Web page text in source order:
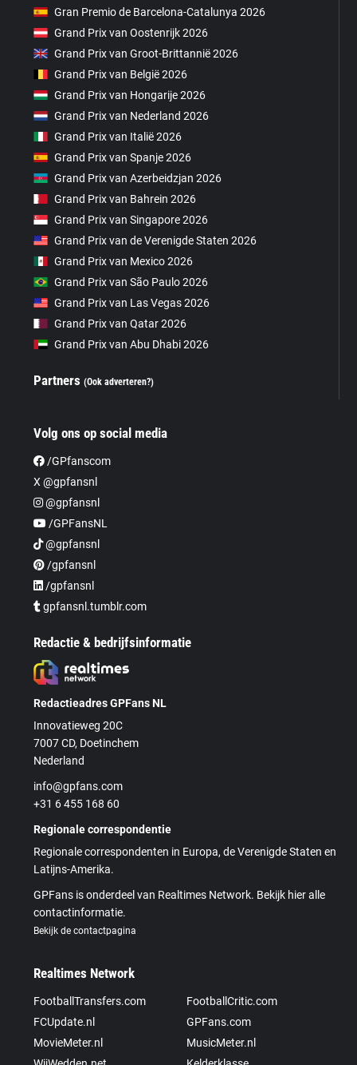
Gran Premio de Barcelona-Catalunya 2026
Grand Prix van Oostenrijk 2026
Grand Prix van Groot-Brittannië 2026
Grand Prix van België 2026
Grand Prix van Hongarije 2026
Grand Prix van Nederland 2026
Grand Prix van Italië 2026
Grand Prix van Spanje 2026
Grand Prix van Azerbeidzjan 2026
Grand Prix van Bahrein 2026
Grand Prix van Singapore 2026
Grand Prix van de Verenigde Staten 2026
Grand Prix van Mexico 2026
Grand Prix van São Paulo 2026
Grand Prix van Las Vegas 2026
Grand Prix van Qatar 2026
Grand Prix van Abu Dhabi 2026
Partners(Ook adverteren?)
Volg ons op social media
/GPfanscom
X @gpfansnl
@gpfansnl
/GPFansNL
@gpfansnl
/gpfansnl
/gpfansnl
gpfansnl.tumblr.com
Redactie & bedrijfsinformatie
Redactieadres GPFans NL
Innovatieweg 20C
7007 CD, Doetinchem
Nederland
info@gpfans.com
+31 6 455 168 60
Regionale correspondentie
Regionale correspondenten in Europa, de Verenigde Staten en
Latijns-Amerika.
GPFans is onderdeel van Realtimes Network. Bekijk hier alle
contactinformatie.
Bekijk de contactpagina
Realtimes Network
FootballTransfers.com
FootballCritic.com
FCUpdate.nl
GPFans.com
MovieMeter.nl
MusicMeter.nl